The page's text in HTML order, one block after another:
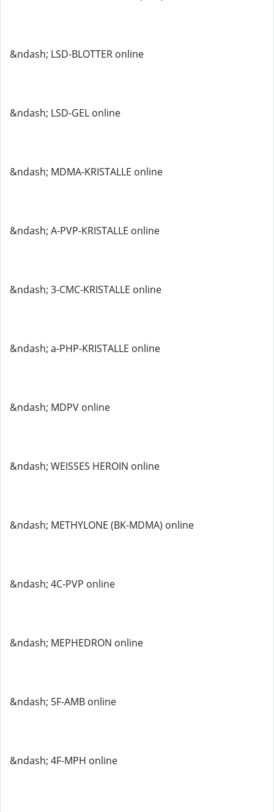
&ndash; LSD-BLOTTER online
&ndash; LSD-GEL online
&ndash; MDMA-KRISTALLE online
&ndash; A-PVP-KRISTALLE online
&ndash; 3-CMC-KRISTALLE online
&ndash; a-PHP-KRISTALLE online
&ndash; MDPV online
&ndash; WEISSES HEROIN online
&ndash; METHYLONE (BK-MDMA) online
&ndash; 4C-PVP online
&ndash; MEPHEDRON online
&ndash; 5F-AMB online
&ndash; 4F-MPH online